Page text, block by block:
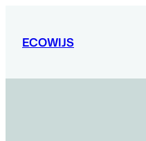
ECOWIJS